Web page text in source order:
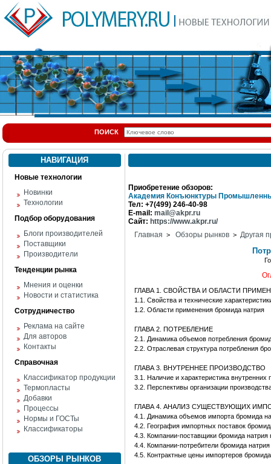
ПОИСК
НАВИГАЦИЯ
Новые технологии
Новинки
Технологии
Подбор оборудования
Блоги производителей
Поставщики
Производители
Тенденции рынка
Мнения и оценки
Новости и статистика
Сотрудничество
Реклама на сайте
Для авторов
Контакты
Справочная
Классификатор продукции
Термопласты
Добавки
Процессы
Нормы и ГОСТы
Классификаторы
ОБЗОРЫ РЫНКОВ
Приобретение обзоров:
Академия Конъюнктуры
Тел: +7(499) 246-40-98
E-mail: mail@akpr.ru
Сайт: https://www.akpr.ru/
Главная > Обзоры рынков > Другая
ГЛАВА 1. СВОЙСТВА И ОБЛАСТИ
1.1. Свойства и технические
1.2. Области применения бромида натрия
ГЛАВА 2. ПОТРЕБЛЕНИЕ
2.1. Динамика объемов потребления
2.2. Отраслевая структура потребления
ГЛАВА 3. ВНУТРЕННЕЕ ПРОИЗВОДСТВО
3.1. Наличие и характеристика внутренних
3.2. Перспективы организации
ГЛАВА 4. АНАЛИЗ СУЩЕСТВУЮЩИХ
4.1. Динамика объемов импорта бромида
4.2. География импортных поставок
4.3. Компании-поставщики бромида натрия
4.4. Компании-потребители бромида
4.5. Контрактные цены импортеров